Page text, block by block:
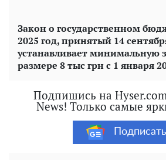
Закон о государственном
2025 год, принятый 14
устанавливает минимальную
размере 8 тыс грн с 1 января
Подпишись на
News! Только самые